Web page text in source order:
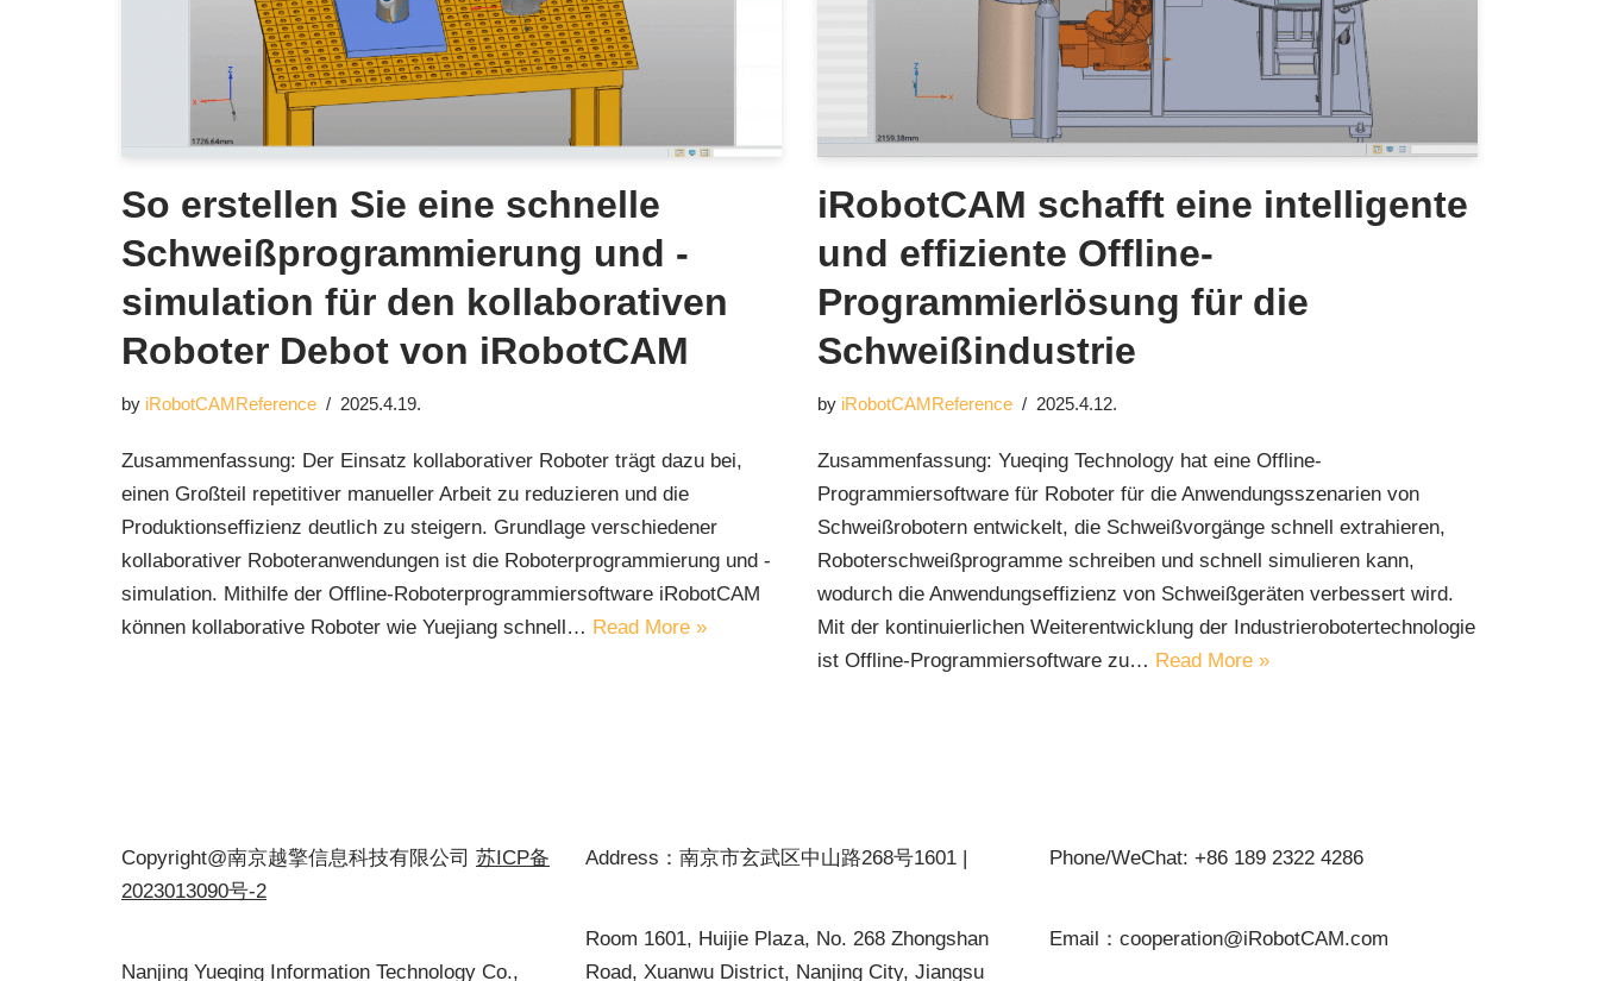
So erstellen Sie eine schnelle
Schweißprogrammierung und -
simulation für den kollaborativen
Roboter Debot von iRobotCAM
by iRobotCAMReference 2025.4.19.
Zusammenfassung: Der Einsatz kollaborativer Roboter trägt dazu bei,
einen Großteil repetitiver manueller Arbeit zu reduzieren und die
Produktionseffizienz deutlich zu steigern. Grundlage verschiedener
kollaborativer Roboteranwendungen ist die Roboterprogrammierung und -
simulation. Mithilfe der Offline-Roboterprogrammiersoftware iRobotCAM
können kollaborative Roboter wie Yuejiang schnell… Read More »
iRobotCAM schafft eine intelligente
und effiziente Offline-
Programmierlösung für die
Schweißindustrie
by iRobotCAMReference 2025.4.12.
Zusammenfassung: Yueqing Technology hat eine Offline-
Programmiersoftware für Roboter für die Anwendungsszenarien von
Schweißrobotern entwickelt, die Schweißvorgänge schnell extrahieren,
Roboterschweißprogramme schreiben und schnell simulieren kann,
wodurch die Anwendungseffizienz von Schweißgeräten verbessert wird.
Mit der kontinuierlichen Weiterentwicklung der Industrierobotertechnologie
ist Offline-Programmiersoftware zu… Read More »
Copyright@南京越擎信息科技有限公司 苏ICP备
2023013090号-2
Nanjing Yueqing Information Technology Co.,
Address：南京市玄武区中山路268号1601 |
Room 1601, Huijie Plaza, No. 268 Zhongshan
Road, Xuanwu District, Nanjing City, Jiangsu
Phone/WeChat: +86 189 2322 4286
Email：cooperation@iRobotCAM.com